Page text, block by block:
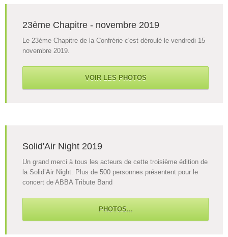
23ème Chapitre - novembre 2019
Le 23ème Chapitre de la Confrérie c'est déroulé le vendredi 15
novembre 2019.
VOIR LES PHOTOS
Solid'Air Night 2019
Un grand merci à tous les acteurs de cette troisième édition de
la Solid’Air Night. Plus de 500 personnes présentent pour le
concert de ABBA Tribute Band
PHOTOS...